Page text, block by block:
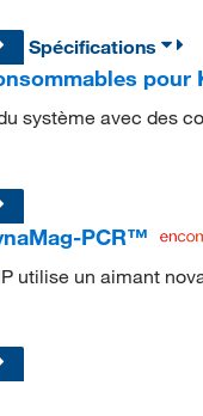
Spécifications
pour
système avec des
PCR™
utilise un aimant